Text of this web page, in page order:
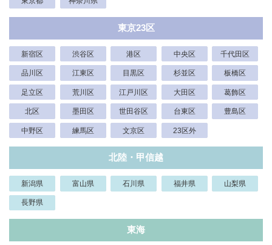
東京23区
新宿区 渋谷区 港区 中央区 千代田区
品川区 江東区 目黒区 杉並区 板橋区
足立区 荒川区 江戸川区 大田区 葛飾区
北区 墨田区 世田谷区 台東区 豊島区
中野区 練馬区 文京区 23区外
北陸・甲信越
新潟県 富山県 石川県 福井県 山梨県
長野県
東海